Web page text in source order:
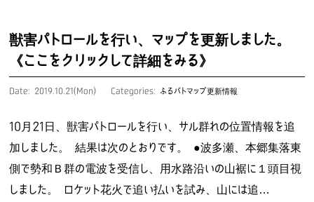
獣害パトロールを行い、マップを更新しました。
《ここをクリックして詳細をみる》
Date: 2019.10.21(Mon) Categories:ふるパトマップ更新情報
10月21日、獣害パトロールを行い、サル群れの位置情報を追
加しました。 結果は次のとおりです。 ●波多瀬、本郷集落東
側で勢和Ｂ群の電波を受信し、用水路沿いの山裾に１頭目視
しました。 ロケット花火で追い払いを試み、山には追…